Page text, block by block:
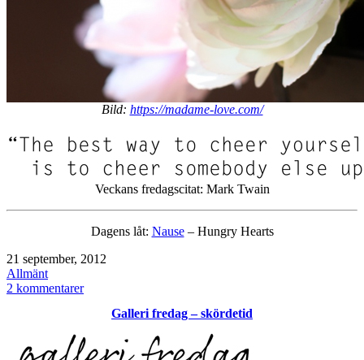
Bild: https://madame-love.com/
Veckans fredagscitat: Mark Twain
Dagens låt: Nause– Hungry Hearts
Publicerat
den
21 september, 2012
Kategoriserat
som
Allmänt
2 kommentarertill
Galleri fredag – skördetid